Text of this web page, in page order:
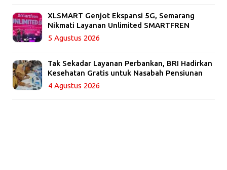
XLSMART Genjot Ekspansi 5G, Semarang
Nikmati Layanan Unlimited SMARTFREN
5 Agustus 2026
Tak Sekadar Layanan Perbankan, BRI Hadirkan
Kesehatan Gratis untuk Nasabah Pensiunan
4 Agustus 2026